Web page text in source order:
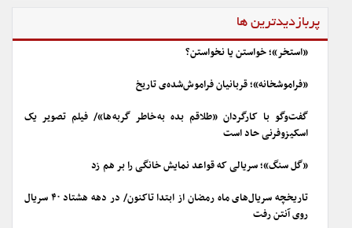
پربازدیدترین ها
«استخر»؛ خواستن یا نخواستن؟
«فراموشخانه»؛ قربانیان فراموش‌شده‌ی تاریخ
گفت‌وگو با کارگردان «طلاقم بده به خاطر گربه ها»/ فیلم تصویر یک
اسکیزوفرنی حاد است
«گل سنگ»؛ سریالی که قواعد نمایش خانگی را بر هم زد
تاریخچه سریال‌های ماه رمضان از ابتدا تاکنون/ در دهه هشتاد ۴۰ سریال
روی آنتن رفت